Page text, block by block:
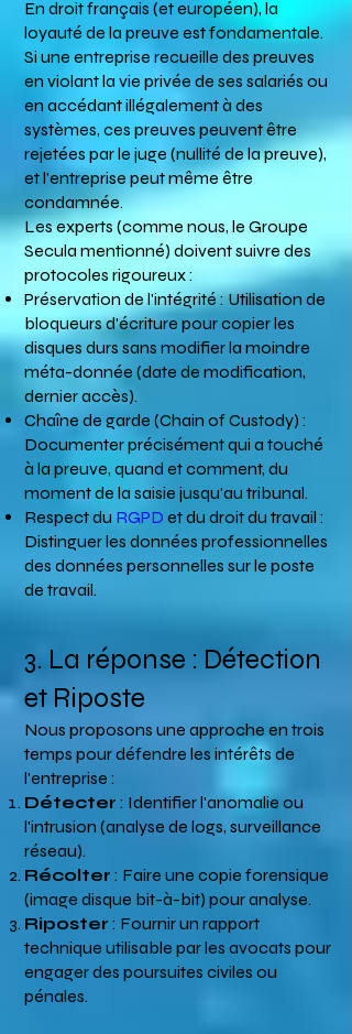
En droit français (et européen), la
loyauté de la preuve est fondamentale.
Si une entreprise recueille des preuves
en violant la vie privée de ses salariés ou
en accédant illégalement à des
systèmes, ces preuves peuvent être
rejetées par le juge (nullité de la preuve),
et l'entreprise peut même être
condamnée.
Les experts (comme nous, le Groupe
Secula mentionné) doivent suivre des
protocoles rigoureux :
Préservation de l'intégrité : Utilisation de
bloqueurs d'écriture pour copier les
disques durs sans modifier la moindre
méta-donnée (date de modification,
dernier accès).
Chaîne de garde (Chain of Custody) :
Documenter précisément qui a touché
à la preuve, quand et comment, du
moment de la saisie jusqu'au tribunal.
Respect du RGPD et du droit du travail :
Distinguer les données professionnelles
des données personnelles sur le poste
de travail.
3. La réponse : Détection
et Riposte
Nous proposons une approche en trois
temps pour défendre les intérêts de
l'entreprise :
Détecter : Identifier l'anomalie ou
l'intrusion (analyse de logs, surveillance
réseau).
Récolter : Faire une copie forensique
(image disque bit-à-bit) pour analyse.
Riposter : Fournir un rapport
technique utilisable par les avocats pour
engager des poursuites civiles ou
pénales.